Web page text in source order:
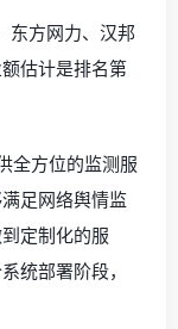
东方网力、汉邦
估计是排名第
全方位的监测服
足网络舆情监
定制化的服
统部署阶段，